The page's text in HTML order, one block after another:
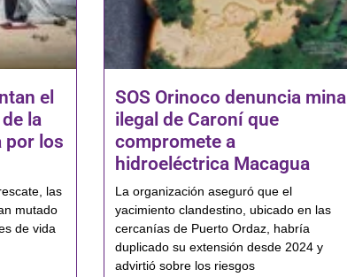
el
la
por los
las
mutado
de vida
SOS Orinoco denuncia mina
ilegal de Caroní que
compromete a
hidroeléctrica Macagua
La organización aseguró que el
yacimiento clandestino, ubicado en las
cercanías de Puerto Ordaz, habría
duplicado su extensión desde 2024 y
advirtió sobre los riesgos